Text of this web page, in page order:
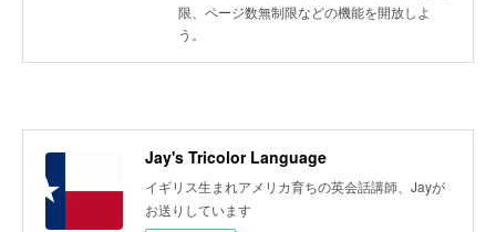
限、ページ数無制限などの機能を開放しよ
う。
Jay's Tricolor Language
イギリス生まれアメリカ育ちの英会話講師、Jayが
お送りしています